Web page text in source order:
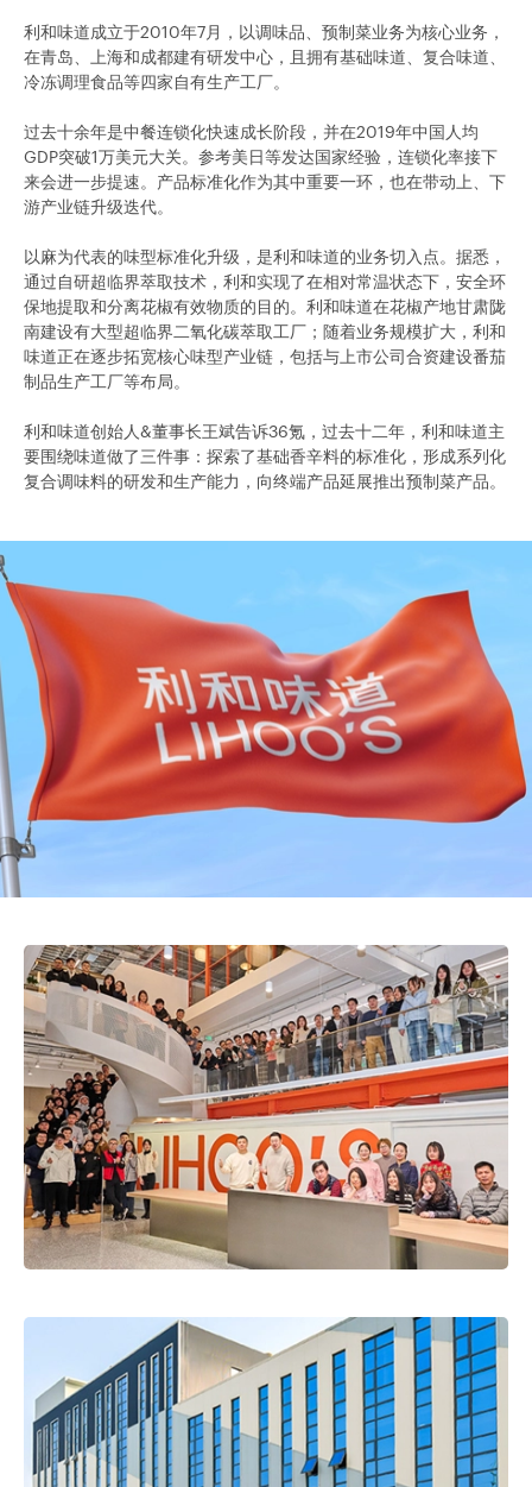
利和味道成立于2010年7月，以调味品、预制菜业务为核心业务，
在青岛、上海和成都建有研发中心，且拥有基础味道、复合味道、
冷冻调理食品等四家自有生产工厂。
过去十余年是中餐连锁化快速成长阶段，并在2019年中国人均
GDP突破1万美元大关。参考美日等发达国家经验，连锁化率接下
来会进一步提速。产品标准化作为其中重要一环，也在带动上、下
游产业链升级迭代。
以麻为代表的味型标准化升级，是利和味道的业务切入点。据悉，
通过自研超临界萃取技术，利和实现了在相对常温状态下，安全环
保地提取和分离花椒有效物质的目的。利和味道在花椒产地甘肃陇
南建设有大型超临界二氧化碳萃取工厂；随着业务规模扩大，利和
味道正在逐步拓宽核心味型产业链，包括与上市公司合资建设番茄
制品生产工厂等布局。
利和味道创始人&董事长王斌告诉36氪，过去十二年，利和味道主
要围绕味道做了三件事：探索了基础香辛料的标准化，形成系列化
复合调味料的研发和生产能力，向终端产品延展推出预制菜产品。